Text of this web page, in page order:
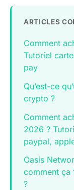
ARTICLES
Comment
Tutoriel
pay
Qu’est-ce
crypto ?
Comment
2026 ?
paypal,
Oasis
comment ça
?